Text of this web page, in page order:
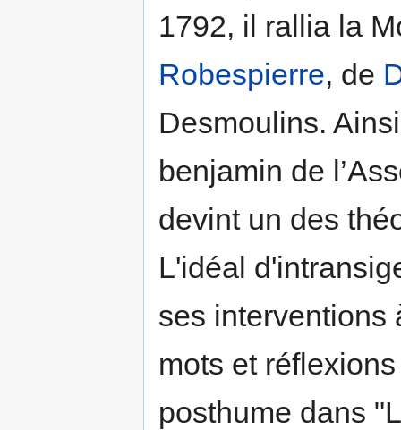
1792, il rallia la
Robespierre, de
Desmoulins.
benjamin de
devint un des
L'idéal
ses interventions
mots et
posthume dans